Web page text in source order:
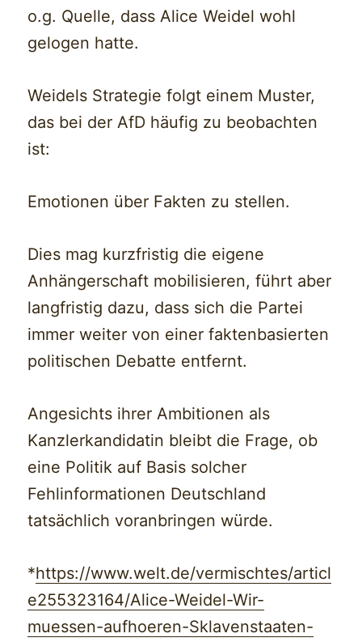
o.g. Quelle, dass Alice Weidel wohl
gelogen hatte.
Weidels Strategie folgt einem Muster,
das bei der AfD häufig zu beobachten
ist:
Emotionen über Fakten zu stellen.
Dies mag kurzfristig die eigene
Anhängerschaft mobilisieren, führt aber
langfristig dazu, dass sich die Partei
immer weiter von einer faktenbasierten
politischen Debatte entfernt.
Angesichts ihrer Ambitionen als
Kanzlerkandidatin bleibt die Frage, ob
eine Politik auf Basis solcher
Fehlinformationen Deutschland
tatsächlich voranbringen würde.
*https://www.welt.de/vermischtes/articl
e255323164/Alice-Weidel-Wir-
muessen-aufhoeren-Sklavenstaaten-